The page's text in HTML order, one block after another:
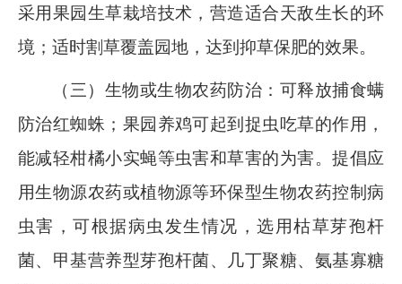
采用果园生草栽培技术，营造适合天敌生长的环
境；适时割草覆盖园地，达到抑草保肥的效果。
（三）生物或生物农药防治：可释放捕食螨
防治红蜘蛛；果园养鸡可起到捉虫吃草的作用，
能减轻柑橘小实蝇等虫害和草害的为害。提倡应
用生物源农药或植物源等环保型生物农药控制病
虫害，可根据病虫发生情况，选用枯草芽孢杆
菌、甲基营养型芽孢杆菌、几丁聚糖、氨基寡糖